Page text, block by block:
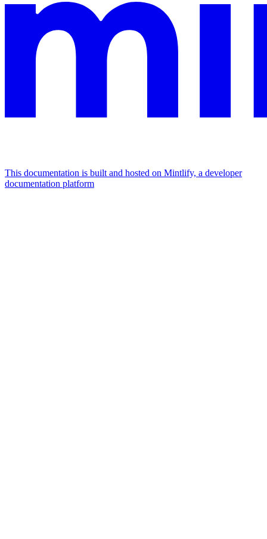
This documentation is built and hosted on Mintlify, a developer
documentation platform